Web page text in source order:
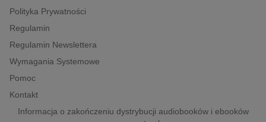
Polityka Prywatności
Regulamin
Regulamin Newslettera
Wymagania Systemowe
Pomoc
Kontakt
Informacja o zakończeniu dystrybucji audiobooków i ebooków